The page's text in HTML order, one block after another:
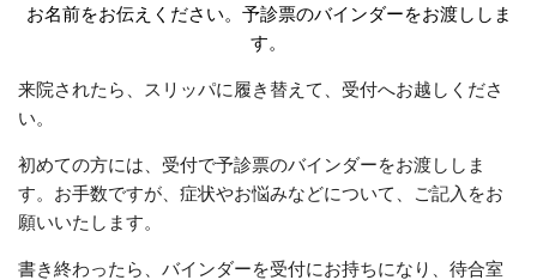
お名前をお伝えください。予診票のバインダーをお渡ししま
す。
来院されたら、スリッパに履き替えて、受付へお越しくださ
い。
初めての方には、受付で予診票のバインダーをお渡ししま
す。お手数ですが、症状やお悩みなどについて、ご記入をお
願いいたします。
書き終わったら、バインダーを受付にお持ちになり、待合室